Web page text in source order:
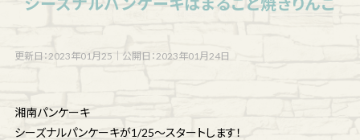
更新日：2023年01月25 公開日：2023年01月24日
湘南パンケーキ
シーズナルパンケーキが1/25〜スタートします！